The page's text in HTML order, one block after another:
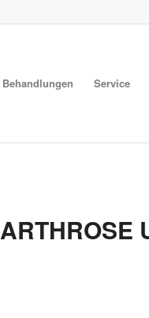
Behandlungen Service
ARTHROSE